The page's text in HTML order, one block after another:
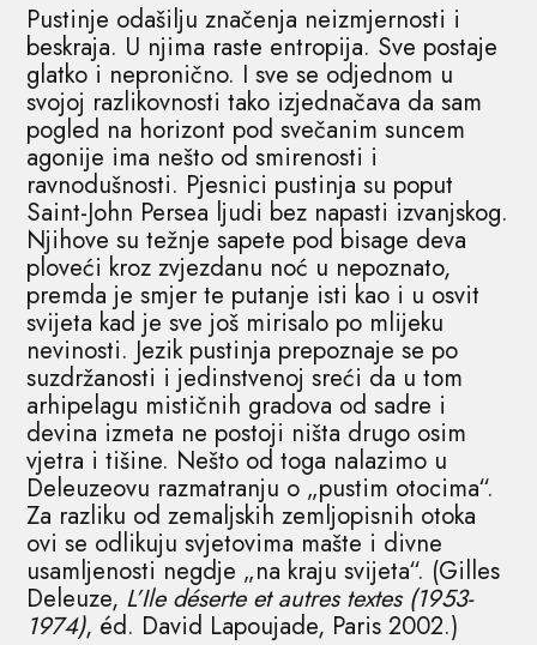
Pustinje odašilju značenja neizmjernosti i
beskraja. U njima raste entropija. Sve postaje
glatko i nepronično. I sve se odjednom u
svojoj razlikovnosti tako izjednačava da sam
pogled na horizont pod svečanim suncem
agonije ima nešto od smirenosti i
ravnodušnosti. Pjesnici pustinja su poput
Saint-John Persea ljudi bez napasti izvanjskog.
Njihove su težnje sapete pod bisage deva
ploveći kroz zvjezdanu noć u nepoznato,
premda je smjer te putanje isti kao i u osvit
svijeta kad je sve još mirisalo po mlijeku
nevinosti. Jezik pustinja prepoznaje se po
suzdržanosti i jedinstvenoj sreći da u tom
arhipelagu mističnih gradova od sadre i
devina izmeta ne postoji ništa drugo osim
vjetra i tišine. Nešto od toga nalazimo u
Deleuzeovu razmatranju o „pustim otocima“.
Za razliku od zemaljskih zemljopisnih otoka
ovi se odlikuju svjetovima mašte i divne
usamljenosti negdje „na kraju svijeta“. (Gilles
Deleuze, L’Ile déserte et autres textes (1953-
1974), éd. David Lapoujade, Paris 2002.)